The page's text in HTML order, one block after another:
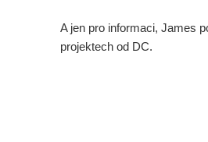
A jen pro informaci, James
projektech od DC.